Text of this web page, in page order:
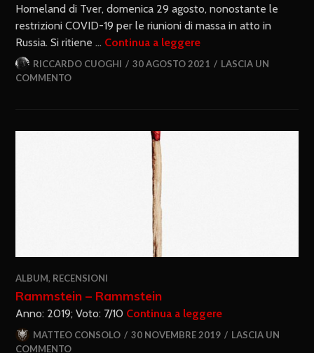
Homeland di Tver, domenica 29 agosto, nonostante le
restrizioni COVID-19 per le riunioni di massa in atto in
Russia. Si ritiene … Continua a leggere
RICCARDO CUOGHI 30 AGOSTO 2021
LASCIA UN
COMMENTO
ALBUM, RECENSIONI
Rammstein – Rammstein
Anno: 2019; Voto: 7/10 Continua a leggere
MATTEO CONSOLO 30 NOVEMBRE 2019
LASCIA UN
COMMENTO